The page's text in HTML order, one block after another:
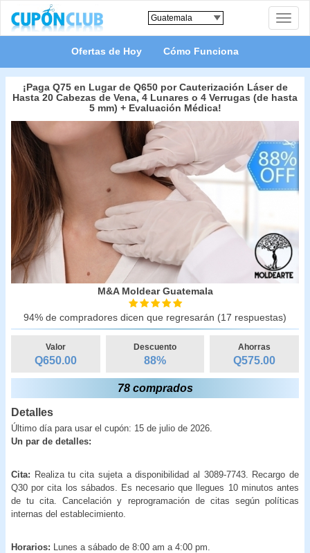
Toggle
Ofertas de Hoy Cómo Funciona
¡Paga Q75 en Lugar de Q650 por Cauterización Láser de
Hasta 20 Cabezas de Vena, 4 Lunares o 4 Verrugas (de hasta
5 mm) + Evaluación Médica!
M&A Moldear Guatemala
94% de compradores dicen que regresarán (17 respuestas)
Valor
Q650.00
Descuento
88%
Ahorras
Q575.00
78 comprados
Detalles
Último día para usar el cupón: 15 de julio de 2026.
Un par de detalles:
Cita: Realiza tu cita sujeta a disponibilidad al 3089-7743. Recargo de
Q30 por cita los sábados. Es necesario que llegues 10 minutos antes
de tu cita. Cancelación y reprogramación de citas según políticas
internas del establecimiento.
Horarios: Lunes a sábado de 8:00 am a 4:00 pm.